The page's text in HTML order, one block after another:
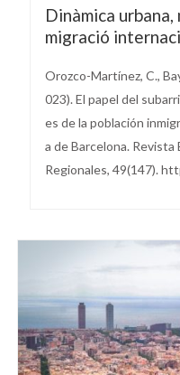
Dinàmica
migració
Orozco-Martínez, C.,
023). El papel del
es de la población
a de Barcelona. Revista
Regionales, 49(147).